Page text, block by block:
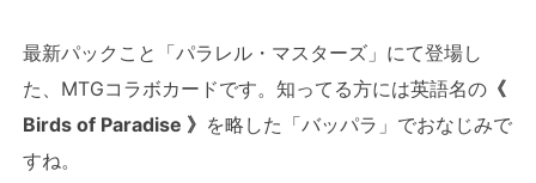
最新パックこと「パラレル・マスターズ」にて登場し
た、MTGコラボカードです。知ってる方には英語名の 《
Birds of Paradise 》 を略した「バッパラ」でおなじみで
すね。